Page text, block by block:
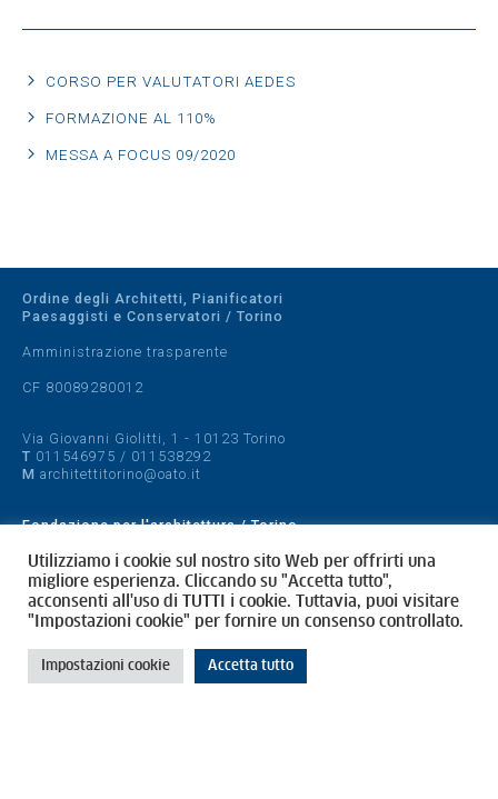
CORSO PER VALUTATORI AEDES
FORMAZIONE AL 110%
MESSA A FOCUS 09/2020
Ordine degli Architetti, Pianificatori
Paesaggisti e Conservatori / Torino
Amministrazione trasparente
CF 80089280012
Via Giovanni Giolitti, 1 - 10123 Torino
T 011546975 / 011538292
M architettitorino@oato.it
Fondazione per l'architettura / Torino
Designed by quattrolinee.it
Cookie Policy
Privacy Policy
Utilizziamo i cookie sul nostro sito Web per offrirti una
migliore esperienza. Cliccando su "Accetta tutto",
acconsenti all'uso di TUTTI i cookie. Tuttavia, puoi visitare
"Impostazioni cookie" per fornire un consenso controllato.
Impostazioni cookie Accetta tutto